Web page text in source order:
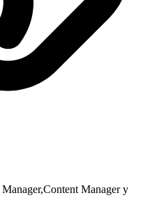
Manager y